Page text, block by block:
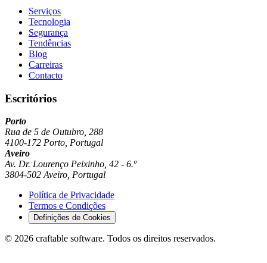
Serviços
Tecnologia
Segurança
Tendências
Blog
Carreiras
Contacto
Escritórios
Porto
Rua de 5 de Outubro, 288
4100-172 Porto, Portugal
Aveiro
Av. Dr. Lourenço Peixinho, 42 - 6.º
3804-502 Aveiro, Portugal
Política de Privacidade
Termos e Condições
Definições de Cookies
© 2026 craftable software. Todos os direitos reservados.